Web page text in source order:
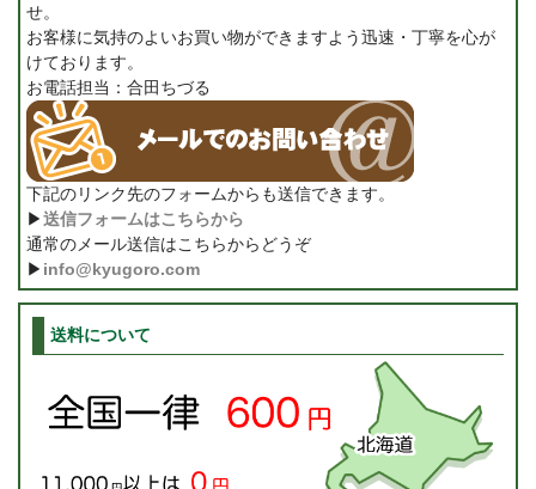
せ。
お客様に気持のよいお買い物ができますよう迅速・丁寧を心が
けております。
お電話担当：合田ちづる
下記のリンク先のフォームからも送信できます。
▶送信フォームはこちらから
通常のメール送信はこちらからどうぞ
▶ info@kyugoro.com
送料について